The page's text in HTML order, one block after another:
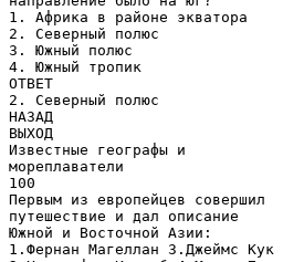
1. Африка в районе экватора
2. Северный полюс
3. Южный полюс
4. Южный тропик
ОТВЕТ
2. Северный полюс
НАЗАД
ВЫХОД
Известные географы и
мореплаватели
100
Первым из европейцев совершил
путешествие и дал описание
Южной и Восточной Азии:
1.Фернан Магеллан 3.Джеймс Кук